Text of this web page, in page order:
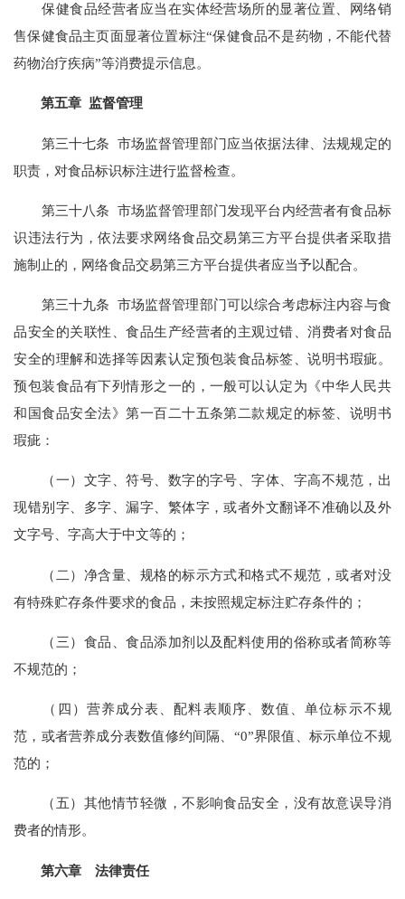
保健食品经营者应当在实体经营场所的显著位置、网络销
售保健食品主页面显著位置标注“保健食品不是药物，不能代替
药物治疗疾病”等消费提示信息。
第五章 监督管理
第三十七条 市场监督管理部门应当依据法律、法规规定的
职责，对食品标识标注进行监督检查。
第三十八条 市场监督管理部门发现平台内经营者有食品标
识违法行为，依法要求网络食品交易第三方平台提供者采取措
施制止的，网络食品交易第三方平台提供者应当予以配合。
第三十九条 市场监督管理部门可以综合考虑标注内容与食
品安全的关联性、食品生产经营者的主观过错、消费者对食品
安全的理解和选择等因素认定预包装食品标签、说明书瑕疵。
预包装食品有下列情形之一的，一般可以认定为《中华人民共
和国食品安全法》第一百二十五条第二款规定的标签、说明书
瑕疵：
（一）文字、符号、数字的字号、字体、字高不规范，出
现错别字、多字、漏字、繁体字，或者外文翻译不准确以及外
文字号、字高大于中文等的；
（二）净含量、规格的标示方式和格式不规范，或者对没
有特殊贮存条件要求的食品，未按照规定标注贮存条件的；
（三）食品、食品添加剂以及配料使用的俗称或者简称等
不规范的；
（四）营养成分表、配料表顺序、数值、单位标示不规
范，或者营养成分表数值修约间隔、“0”界限值、标示单位不规
范的；
（五）其他情节轻微，不影响食品安全，没有故意误导消
费者的情形。
第六章 法律责任